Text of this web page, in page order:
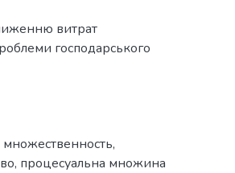
витрат
господарського
множественность,
, процесуальна множина